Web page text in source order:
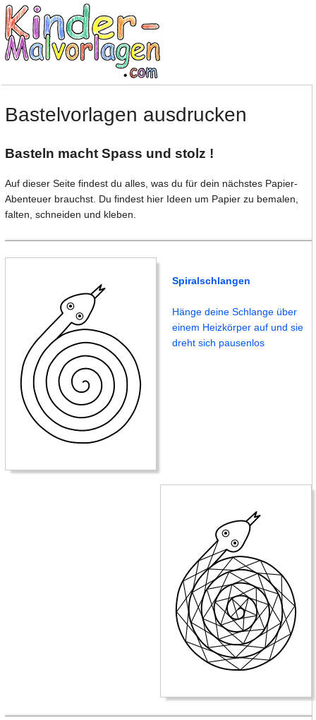
Bastelvorlagen ausdrucken
Basteln macht Spass und stolz !
Auf dieser Seite findest du alles, was du für dein nächstes Papier-
Abenteuer brauchst. Du findest hier Ideen um Papier zu bemalen,
falten, schneiden und kleben.
Spiralschlangen
Hänge deine Schlange über
einem Heizkörper auf und sie
dreht sich pausenlos